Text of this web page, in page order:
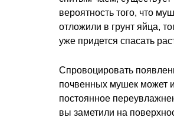
вероятность того, что
отложили в грунт яйца,
уже придется спасать
Спровоцировать
почвенных мушек может и
постоянное
вы заметили на